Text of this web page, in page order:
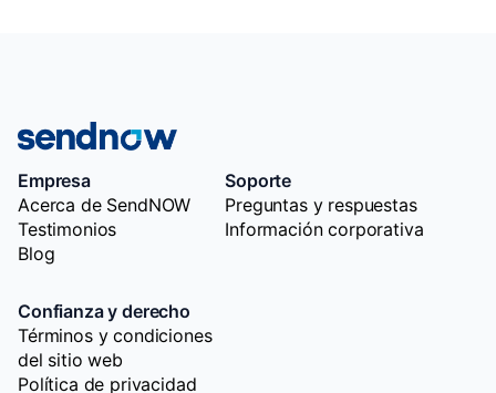
Empresa
Acerca de SendNOW
Testimonios
Blog
Soporte
Preguntas y respuestas
Información corporativa
Confianza y derecho
Términos y condiciones
del sitio web
Política de privacidad